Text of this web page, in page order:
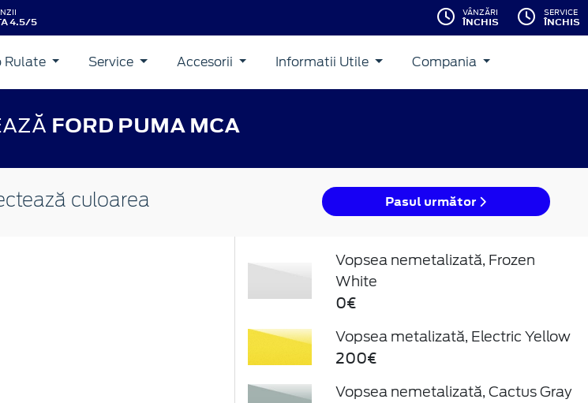
4.5/5
VÂNZĂRI
ÎNCHIS
SERVICE
ÎNCHIS
Rulate Service Accesorii Informatii Utile Compania
FORD PUMA MCA
culoarea Pasul următor
Vopsea nemetalizată, Frozen
White
0€
Vopsea metalizată, Electric Yellow
200€
Vopsea nemetalizată, Cactus Gray